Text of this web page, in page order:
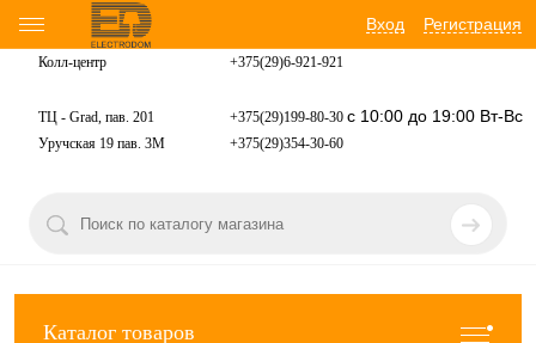
Вход Регистрация
Колл-центр +375(29)6-921-921
ТЦ - Grad, пав. 201 +375(29)199-80-30 с 10:00 до 19:00 Вт-Вс
Уручская 19 пав. 3М +375(29)354-30-60
Каталог товаров